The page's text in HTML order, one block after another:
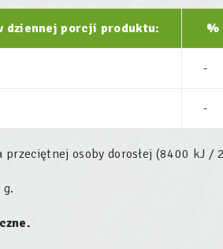
dziennej porcji produktu: %
-
-
osoby dorosłej (8400 kJ /